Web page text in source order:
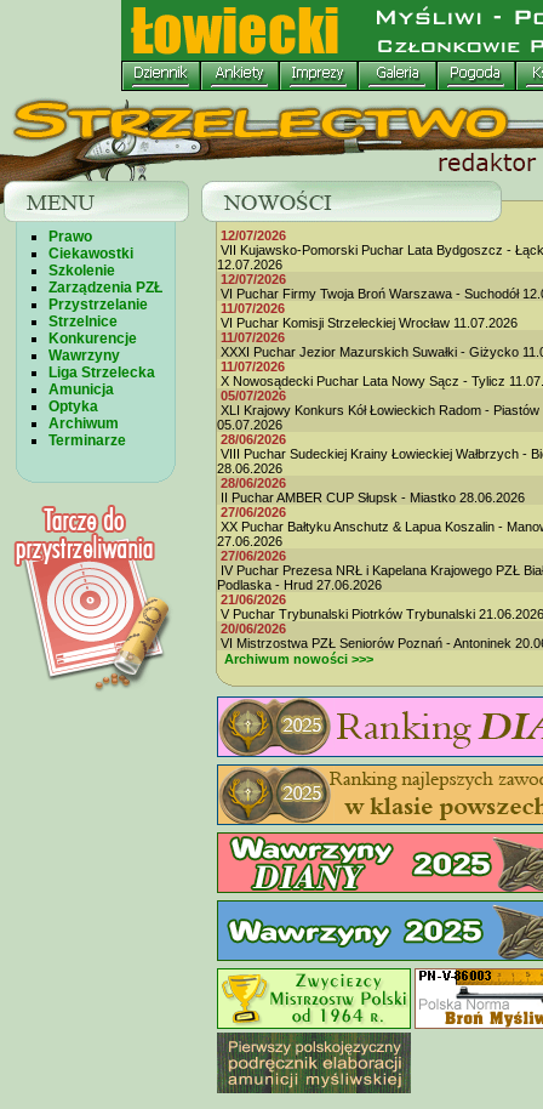
Prawo
Ciekawostki
Szkolenie
Zarządzenia PZŁ
Przystrzelanie
Strzelnice
Konkurencje
Wawrzyny
Liga Strzelecka
Amunicja
Optyka
Archiwum
Terminarze
12/07/2026
VII Kujawsko-Pomorski Puchar Lata Bydgoszcz -
12.07.2026
12/07/2026
VI Puchar Firmy Twoja Broń Warszawa - Suchodół
11/07/2026
VI Puchar Komisji Strzeleckiej Wrocław 11.07.2026
11/07/2026
XXXI Puchar Jezior Mazurskich Suwałki - Giżycko
11/07/2026
X Nowosądecki Puchar Lata Nowy Sącz - Tylicz
05/07/2026
XLI Krajowy Konkurs Kół Łowieckich Radom - Piastów
05.07.2026
28/06/2026
VIII Puchar Sudeckiej Krainy Łowieckiej Wałbrzych -
28.06.2026
28/06/2026
II Puchar AMBER CUP Słupsk - Miastko 28.06.2026
27/06/2026
XX Puchar Bałtyku Anschutz & Lapua Koszalin -
27.06.2026
27/06/2026
IV Puchar Prezesa NRŁ i Kapelana Krajowego PZŁ
Podlaska - Hrud 27.06.2026
21/06/2026
V Puchar Trybunalski Piotrków Trybunalski 21.06.2026
20/06/2026
VI Mistrzostwa PZŁ Seniorów Poznań - Antoninek
Archiwum nowości >>>